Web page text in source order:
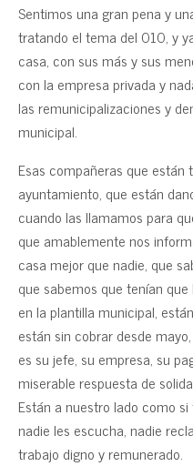
Sentimos una gran pena y
tratando el tema del 010, y
casa, con sus más y sus
con la empresa privada y
las remunicipalizaciones y
municipal.
Esas compañeras que
ayuntamiento, que están
cuando las llamamos para
que amablemente nos
casa mejor que nadie, que
que sabemos que tenían
en la plantilla municipal,
están sin cobrar desde
es su jefe, su empresa, su
miserable respuesta de
Están a nuestro lado como
nadie les escucha, nadie
trabajo digno y remunerado.